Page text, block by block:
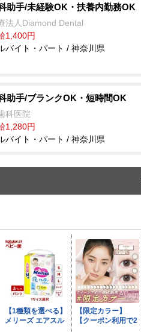
助手/未経験OK・扶養内勤務OK
法人Diamond Dental
1,400円
バイト・パート / 神奈川県
助手/ブランクOK・短時間OK
科医院
1,280円
バイト・パート / 神奈川県